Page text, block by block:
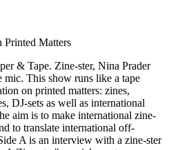
Matters
& Tape. Zine-ster, Nina Prader
This show runs like a tape
on printed matters: zines,
DJ-sets as well as international
aim is to make international zine-
to translate international off-
A is an interview with a zine-ster